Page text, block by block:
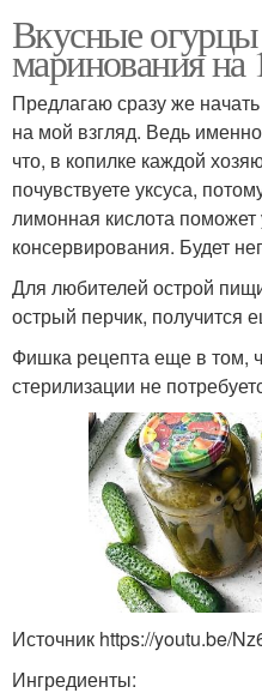
Вкусные
маринования на
Предлагаю сразу же
на мой взгляд. Ведь
что, в копилке каждой
почувствуете уксуса,
лимонная кислота поможет
консервирования. Будет
Для любителей острой
острый перчик, получится
Фишка рецепта еще в том,
стерилизации не
Источник https://youtu.be/
Ингредиенты: